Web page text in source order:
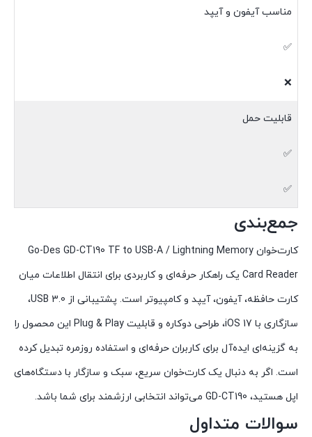
مناسب آیفون و آیپد
✅
❌
قابلیت حمل
✅
✅
جمع‌بندی
کارت‌خوان Go-Des GD-CT190 TF to USB-A / Lightning Memory
Card Reader یک راهکار حرفه‌ای و کاربردی برای انتقال اطلاعات میان
کارت حافظه، آیفون، آیپد و کامپیوتر است. پشتیبانی از USB 3.0،
سازگاری با iOS 17، طراحی دوکاره و قابلیت Plug & Play این محصول را
به گزینه‌ای ایده‌آل برای کاربران حرفه‌ای و استفاده روزمره تبدیل کرده
است. اگر به دنبال یک کارت‌خوان سریع، سبک و سازگار با دستگاه‌های
اپل هستید، GD-CT190 می‌تواند انتخابی ارزشمند برای شما باشد.
سوالات متداول